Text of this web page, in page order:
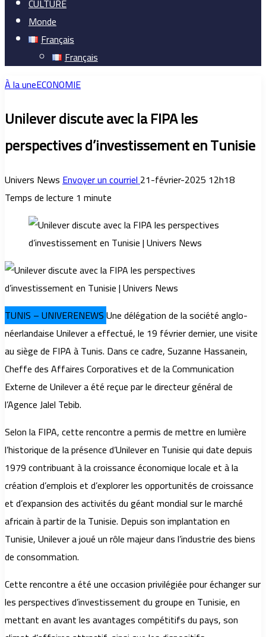
CULTURE
Monde
Français
Français
À la uneECONOMIE
Unilever discute avec la FIPA les
perspectives d’investissement en Tunisie
Univers NewsEnvoyer un courriel21-février-2025 12h18
Temps de lecture 1 minute
TUNIS – UNIVERENEWSUne délégation de la société anglo-
néerlandaise Unilever a effectué, le 19 février dernier, une visite
au siège de FIPA à Tunis. Dans ce cadre, Suzanne Hassanein,
Cheffe des Affaires Corporatives et de la Communication
Externe de Unilever a été reçue par le directeur général de
l’Agence Jalel Tebib.
Selon la FIPA, cette rencontre a permis de mettre en lumière
l’historique de la présence d’Unilever en Tunisie qui date depuis
1979 contribuant à la croissance économique locale et à la
création d’emplois et d’explorer les opportunités de croissance
et d’expansion des activités du géant mondial sur le marché
africain à partir de la Tunisie. Depuis son implantation en
Tunisie, Unilever a joué un rôle majeur dans l’industrie des biens
de consommation.
Cette rencontre a été une occasion privilégiée pour échanger sur
les perspectives d’investissement du groupe en Tunisie, en
mettant en avant les avantages compétitifs du pays, son